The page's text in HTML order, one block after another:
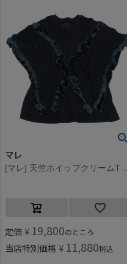
マレ
定価 ¥ 19,800のところ
当店特別価格 ¥ 11,880税込